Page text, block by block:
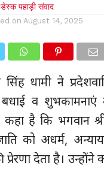
पहाड़ी संवाद
on August 14, 2025
सिंह धामी ने
बधाई व शुभकामनाएं
है कि भगवान
को अधर्म,
प्रेरणा देता है। उन्होंने